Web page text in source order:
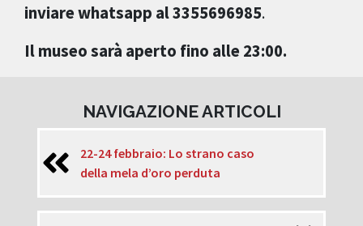
inviare whatsapp al 3355696985.
Il museo sarà aperto fino alle 23:00.
NAVIGAZIONE ARTICOLI
22-24 febbraio: Lo strano caso
della mela d’oro perduta